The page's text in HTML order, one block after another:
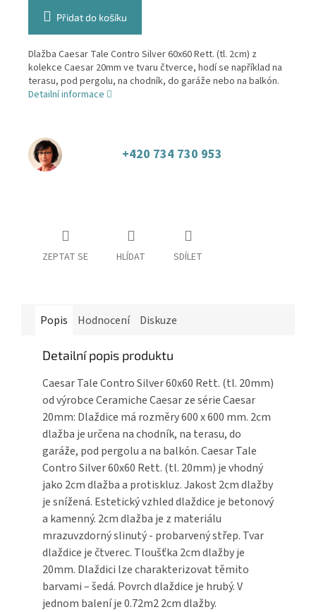
Přidat do košíku
Dlažba Caesar Tale Contro Silver 60x60 Rett. (tl. 2cm) z
kolekce Caesar 20mm ve tvaru čtverce, hodí se například na
terasu, pod pergolu, na chodník, do garáže nebo na balkón.
Detailní informace
+420 734 730 953
ZEPTAT SE HLÍDAT SDÍLET
Popis Hodnocení Diskuze
Detailní popis produktu
Caesar Tale Contro Silver 60x60 Rett. (tl. 20mm)
od výrobce Ceramiche Caesar ze série Caesar
20mm: Dlaždice má rozměry 600 x 600 mm. 2cm
dlažba je určena na chodník, na terasu, do
garáže, pod pergolu a na balkón. Caesar Tale
Contro Silver 60x60 Rett. (tl. 20mm) je vhodný
jako 2cm dlažba a protiskluz. Jakost 2cm dlažby
je snížená. Estetický vzhled dlaždice je betonový
a kamenný. 2cm dlažba je z materiálu
mrazuvzdorný slinutý - probarvený střep. Tvar
dlaždice je čtverec. Tloušťka 2cm dlažby je
20mm. Dlaždici lze charakterizovat těmito
barvami – šedá. Povrch dlaždice je hrubý. V
jednom balení je 0.72m2 2cm dlažby.